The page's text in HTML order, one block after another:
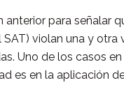
anterior para señalar
SAT) violan una y
Uno de los casos
es en la aplicación